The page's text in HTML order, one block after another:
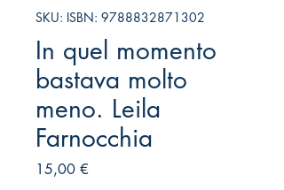
SKU: ISBN: 9788832871302
In quel momento
bastava molto
meno. Leila
Farnocchia
15,00 €